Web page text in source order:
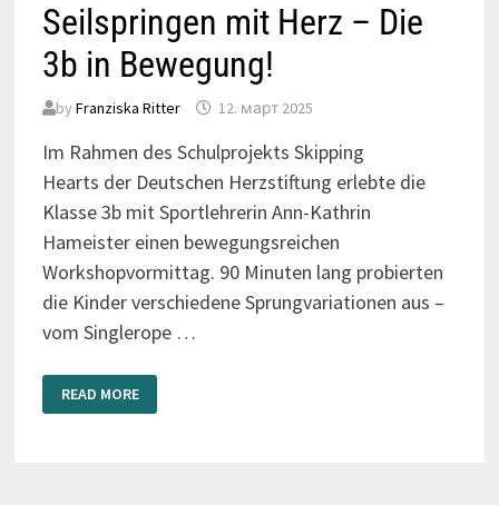
Seilspringen mit Herz – Die
3b in Bewegung!
by Franziska Ritter 12. март 2025
Im Rahmen des Schulprojekts Skipping
Hearts der Deutschen Herzstiftung erlebte die
Klasse 3b mit Sportlehrerin Ann-Kathrin
Hameister einen bewegungsreichen
Workshopvormittag. 90 Minuten lang probierten
die Kinder verschiedene Sprungvariationen aus –
vom Singlerope …
MIT
HERZ
READ MORE